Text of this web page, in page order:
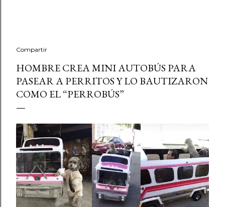
Compartir
HOMBRE CREA MINI AUTOBÚS PARA
PASEAR A PERRITOS Y LO BAUTIZARON
COMO EL “PERROBÚS”